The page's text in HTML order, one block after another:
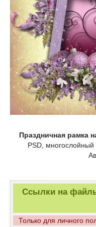
Праздничная рамка
PSD,
Ссылки на
Только для личного